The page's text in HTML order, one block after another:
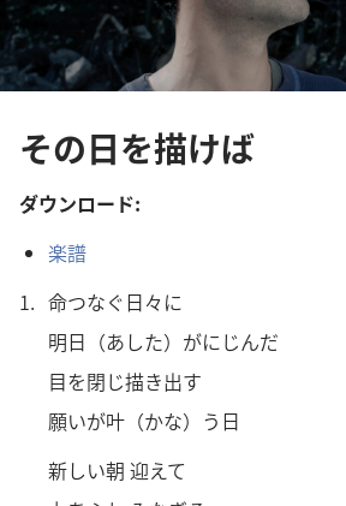
その日を描けば
ダウンロード:
楽譜
1. 命つなぐ日々に
明日（あした）がにじんだ
目を閉じ描き出す
願いが叶（かな）う日
新しい朝 迎えて